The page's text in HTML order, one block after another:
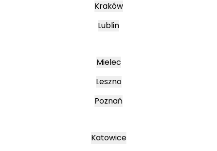
Kraków
Lublin
Mielec
Leszno
Poznań
Katowice